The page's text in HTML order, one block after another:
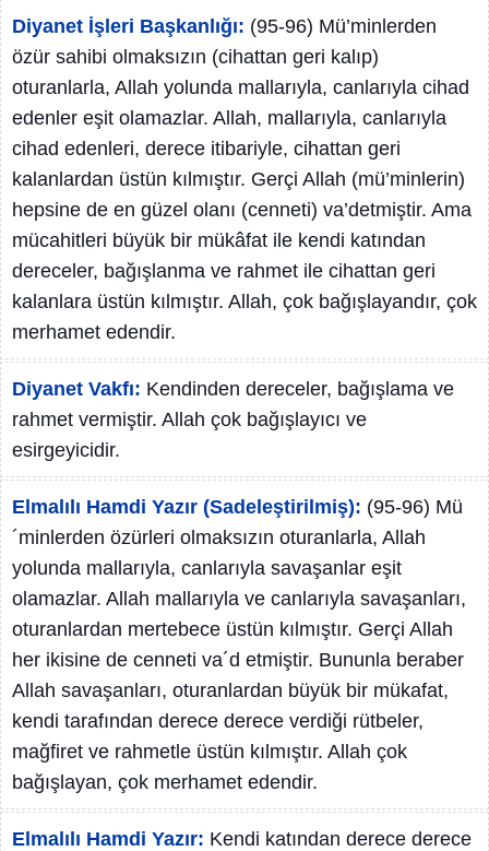
Diyanet İşleri Başkanlığı: (95-96) Mü’minlerden
özür sahibi olmaksızın (cihattan geri kalıp)
oturanlarla, Allah yolunda mallarıyla, canlarıyla cihad
edenler eşit olamazlar. Allah, mallarıyla, canlarıyla
cihad edenleri, derece itibariyle, cihattan geri
kalanlardan üstün kılmıştır. Gerçi Allah (mü’minlerin)
hepsine de en güzel olanı (cenneti) va’detmiştir. Ama
mücahitleri büyük bir mükâfat ile kendi katından
dereceler, bağışlanma ve rahmet ile cihattan geri
kalanlara üstün kılmıştır. Allah, çok bağışlayandır, çok
merhamet edendir.
Diyanet Vakfı: Kendinden dereceler, bağışlama ve
rahmet vermiştir. Allah çok bağışlayıcı ve
esirgeyicidir.
Elmalılı Hamdi Yazır (Sadeleştirilmiş): (95-96) Mü
´minlerden özürleri olmaksızın oturanlarla, Allah
yolunda mallarıyla, canlarıyla savaşanlar eşit
olamazlar. Allah mallarıyla ve canlarıyla savaşanları,
oturanlardan mertebece üstün kılmıştır. Gerçi Allah
her ikisine de cenneti va´d etmiştir. Bununla beraber
Allah savaşanları, oturanlardan büyük bir mükafat,
kendi tarafından derece derece verdiği rütbeler,
mağfiret ve rahmetle üstün kılmıştır. Allah çok
bağışlayan, çok merhamet edendir.
Elmalılı Hamdi Yazır: Kendi katından derece derece